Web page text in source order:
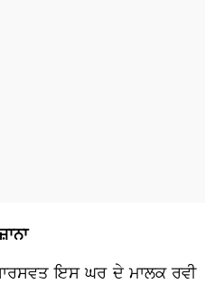
ਇਸ ਘਰ ਦੇ ਮਾਲਕ ਰਵੀ